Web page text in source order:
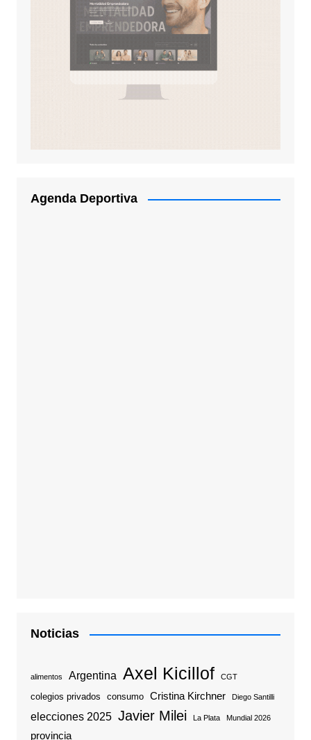
Agenda Deportiva
Noticias
alimentos Argentina Axel Kicillof CGT
colegios privados consumo Cristina Kirchner Diego Santilli
elecciones 2025 Javier Milei La Plata Mundial 2026
provincia